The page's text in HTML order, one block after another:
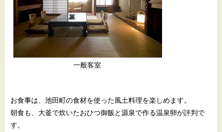
一般客室
お食事は、池田町の食材を使った風土料理を楽しめます。
朝食も、大釜で炊いたおひつ御飯と源泉で作る温泉卵が評判で
す。